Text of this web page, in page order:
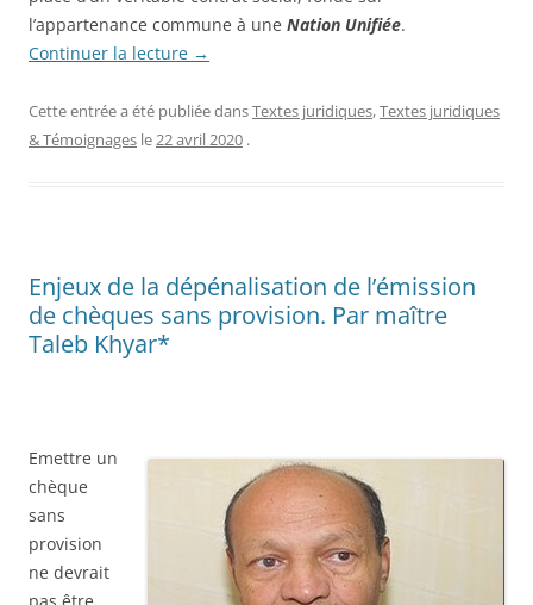
l’appartenance commune à une Nation Unifiée.
Continuer la lecture →
Cette entrée a été publiée dansTextes juridiques,Textes juridiques
& Témoignages le22 avril 2020 .
Enjeux de la dépénalisation de l’émission
de chèques sans provision. Par maître
Taleb Khyar*
Emettre un
chèque
sans
provision
ne devrait